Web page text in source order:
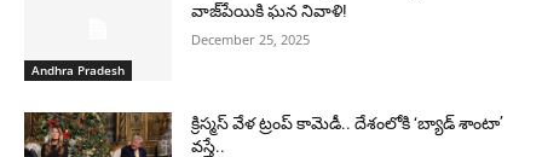
Andhra Pradesh
వాజ్‌పేయికి ఘన నివాళి!
December 25, 2025
క్రిస్మస్ వేళ ట్రంప్ కామెడీ.. దేశంలోకి ‘బ్యాడ్ శాంటా’
వస్తే..